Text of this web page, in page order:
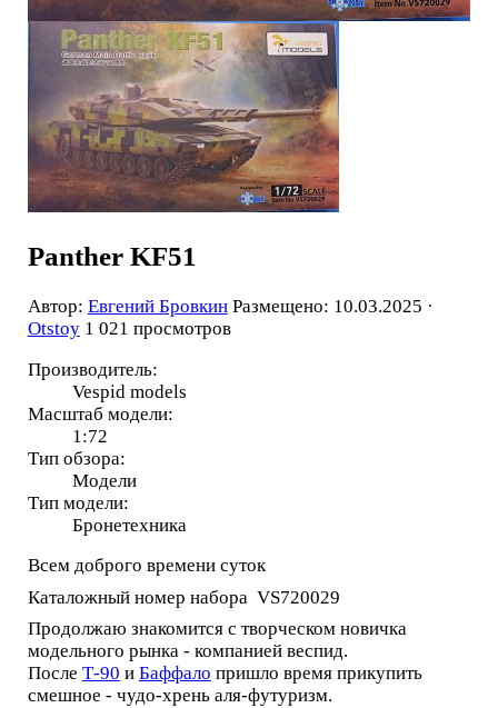
Panther KF51
Автор: Евгений Бровкин Размещено: 10.03.2025 ·
Otstoy 1 021 просмотров
Производитель:
Vespid models
Масштаб модели:
1:72
Тип обзора:
Модели
Тип модели:
Бронетехника
Всем доброго времени суток
Каталожный номер набора VS720029
Продолжаю знакомится с творческом новичка
модельного рынка - компанией веспид.
После Т-90 и Баффало пришло время прикупить
смешное - чудо-хрень аля-футуризм.